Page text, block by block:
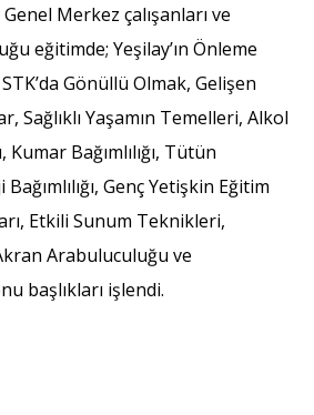
Merkez çalışanları ve
eğitimde; Yeşilay’ın Önleme
Gönüllü Olmak, Gelişen
Sağlıklı Yaşamın Temelleri, Alkol
Kumar Bağımlılığı, Tütün
Bağımlılığı, Genç Yetişkin Eğitim
Etkili Sunum Teknikleri,
Arabuluculuğu ve
başlıkları işlendi.